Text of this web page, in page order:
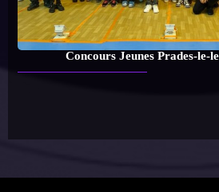
Concours Jeunes Prades-le-